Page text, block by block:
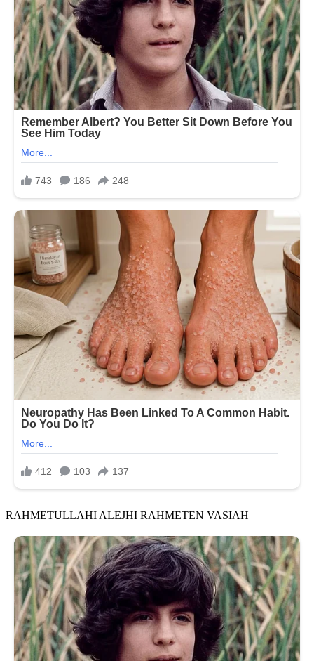
RAHMETULLAHI ALEJHI RAHMETEN VASIAH